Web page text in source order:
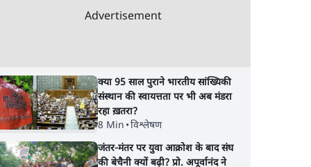
क्या
की
PM Modi & Amit Shah
Missing from
Parliament: क्या विपक्ष से
Attack- क्या घिर गए
Advertisement
क्या 95 साल पुराने भारतीय सांख्यिकी
संस्थान की स्वायत्तता पर भी अब मंडरा
रहा ख़तरा?
8 Min •विश्लेषण
जंतर-मंतर पर युवा आक्रोश के बाद संघ
की बेचैनी क्यों बढ़ी? प्रो. अपूर्वानंद ने